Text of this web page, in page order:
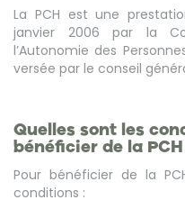
La PCH est une
janvier 2006 par la
l’Autonomie des
versée par le conseil
Quelles sont les
bénéficier de la PCH
Pour bénéficier de la
conditions :